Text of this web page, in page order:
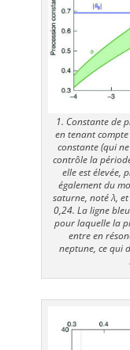
1. Constante de
en tenant
constante (qui ne
contrôle la
elle est élevée,
également du
saturne, noté λ,
0,24. La ligne
pour laquelle la
entre en
neptune, ce qui